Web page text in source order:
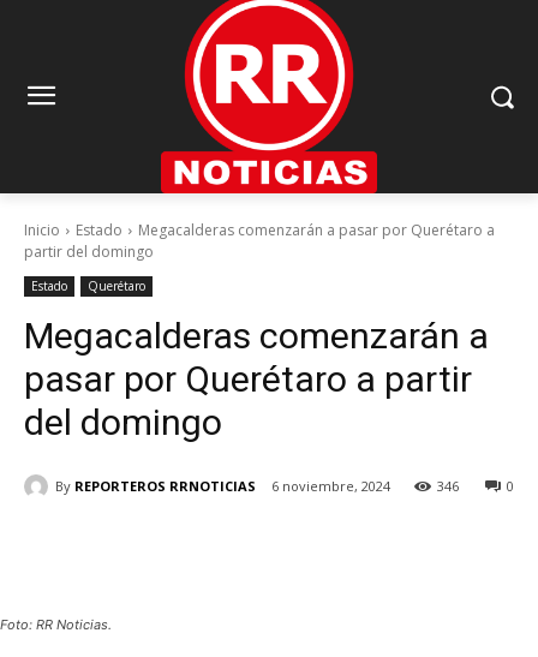
Inicio Estado
Megacalderas comenzarán a pasar por Querétaro a
partir del domingo
Estado Querétaro
Megacalderas comenzarán a
pasar por Querétaro a partir
del domingo
By REPORTEROS RRNOTICIAS 6 noviembre, 2024 0
346
Foto: RR Noticias.